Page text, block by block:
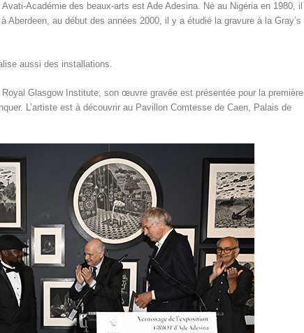
Académie des beaux-arts est Ade Adesina. Né au Nigéria en 1980, il
Aberdeen, au début des années 2000, il y a étudié la gravure à la Gray’s
aussi des installations.
Glasgow Institute, son œuvre gravée est présentée pour la première
L’artiste est à découvrir au Pavillon Comtesse de Caen, Palais de